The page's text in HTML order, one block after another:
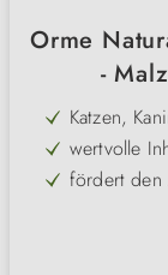
Orme
-
Katzen,
wertvolle
Darmflora
fördert den